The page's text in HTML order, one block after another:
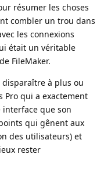
résumer les choses
combler un trou dans
les connexions
était un véritable
FileMaker.
disparaître à plus ou
Pro qui a exactement
que son
qui gênent aux
des utilisateurs) et
rester